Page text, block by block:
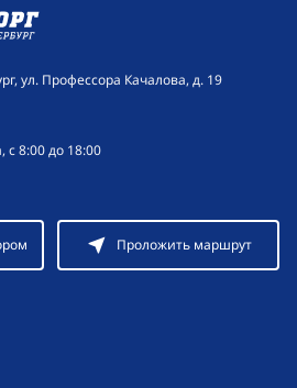
ул. Профессора Качалова, д. 19
8:00 до 18:00
Проложить маршрут